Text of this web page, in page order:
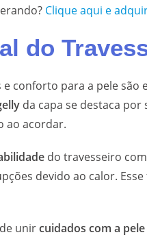
Clique aqui e
do
conforto para a pele são
da capa se destaca por
ao acordar.
do travesseiro
devido ao calor.
unircuidados com a pele